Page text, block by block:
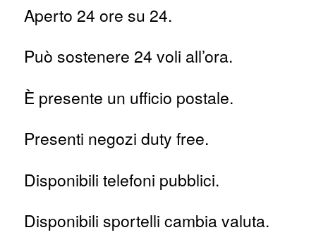
Aperto 24 ore su 24.
Può sostenere 24 voli all’ora.
È presente un ufficio postale.
Presenti negozi duty free.
Disponibili telefoni pubblici.
Disponibili sportelli cambia valuta.